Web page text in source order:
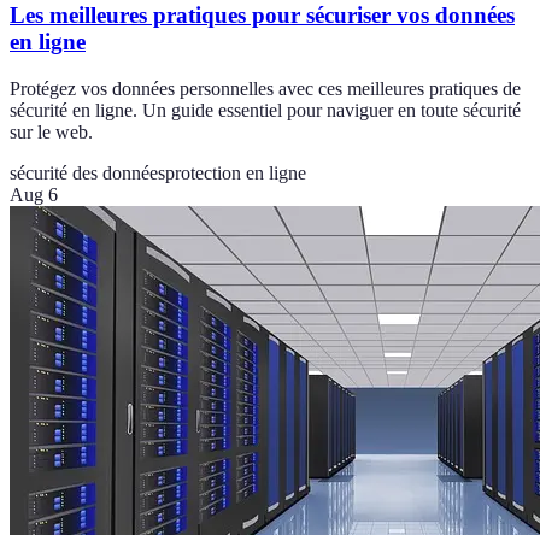
Les meilleures pratiques pour sécuriser vos données
en ligne
Protégez vos données personnelles avec ces meilleures pratiques de
sécurité en ligne. Un guide essentiel pour naviguer en toute sécurité
sur le web.
sécurité des donnéesprotection en ligne
Aug 6